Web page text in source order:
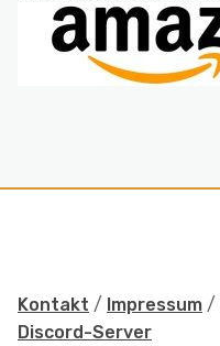
Kontakt / Impressum /
Discord-Server